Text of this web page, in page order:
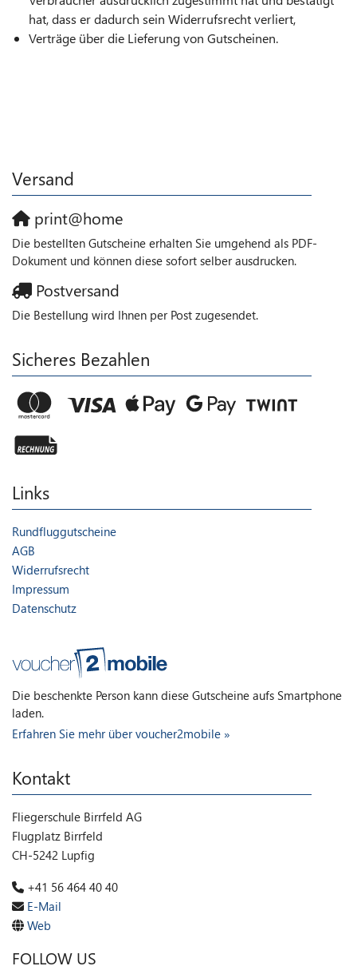
hat, dass er dadurch sein Widerrufsrecht verliert,
Verträge über die Lieferung von Gutscheinen.
Versand
print@home
Die bestellten Gutscheine erhalten Sie umgehend als PDF-
Dokument und können diese sofort selber ausdrucken.
Postversand
Die Bestellung wird Ihnen per Post zugesendet.
Sicheres Bezahlen
Links
Rundfluggutscheine
AGB
Widerrufsrecht
Impressum
Datenschutz
Die beschenkte Person kann diese Gutscheine aufs Smartphone
laden.
Erfahren Sie mehr über voucher2mobile »
Kontakt
Fliegerschule Birrfeld AG
Flugplatz Birrfeld
CH-5242 Lupfig
+41 56 464 40 40
E-Mail
Web
FOLLOW US